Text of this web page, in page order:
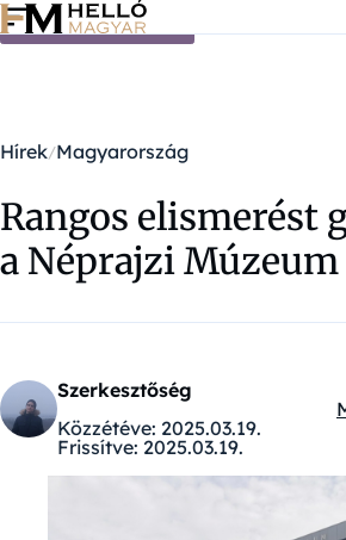
Ugrás a tartalomra
Hírek Magyarország
Rangos elismerést
a Néprajzi Múzeum
Szerkesztőség
Közzétéve: 2025.03.19.
Frissítve: 2025.03.19.